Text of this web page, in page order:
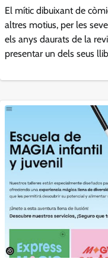
El mític dibuixant de
altres motius, per les
els anys daurats de la
presentar un dels seus